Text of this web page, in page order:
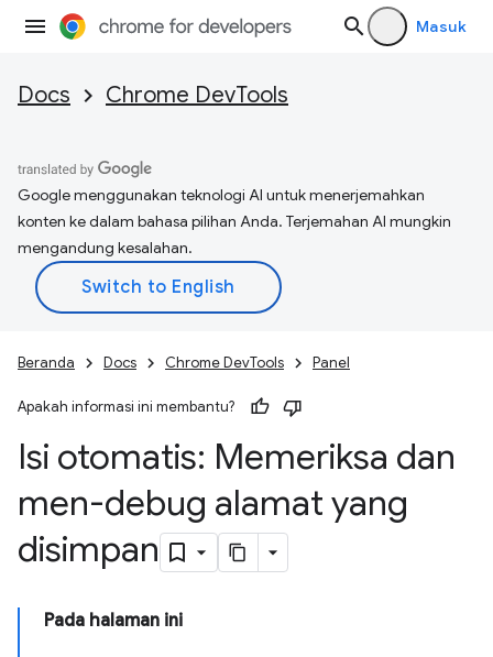
Masuk
Docs Chrome DevTools
Google menggunakan teknologi AI untuk menerjemahkan
konten ke dalam bahasa pilihan Anda. Terjemahan AI mungkin
mengandung kesalahan.
Beranda Docs Chrome DevTools Panel
Apakah informasi ini membantu?
Isi otomatis: Memeriksa dan
men-debug alamat yang
disimpan
Pada halaman ini